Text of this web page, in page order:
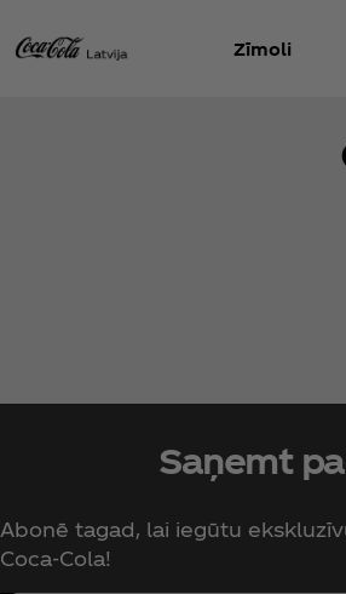
Zīmoli
Saņemt
Abonē tagad, lai iegūtu
Coca‑Cola!